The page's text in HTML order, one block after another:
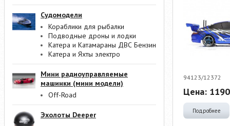
Судомодели
Кораблики для рыбалки
Подводные дроны и лодки
Катера и Катамараны ДВС Бензин
Катера и Яхты электро
Мини радиоуправляемые
машинки (мини модели)
Off-Road
Эхолоты Deeper
94123/12372
Цена:
Подробнее